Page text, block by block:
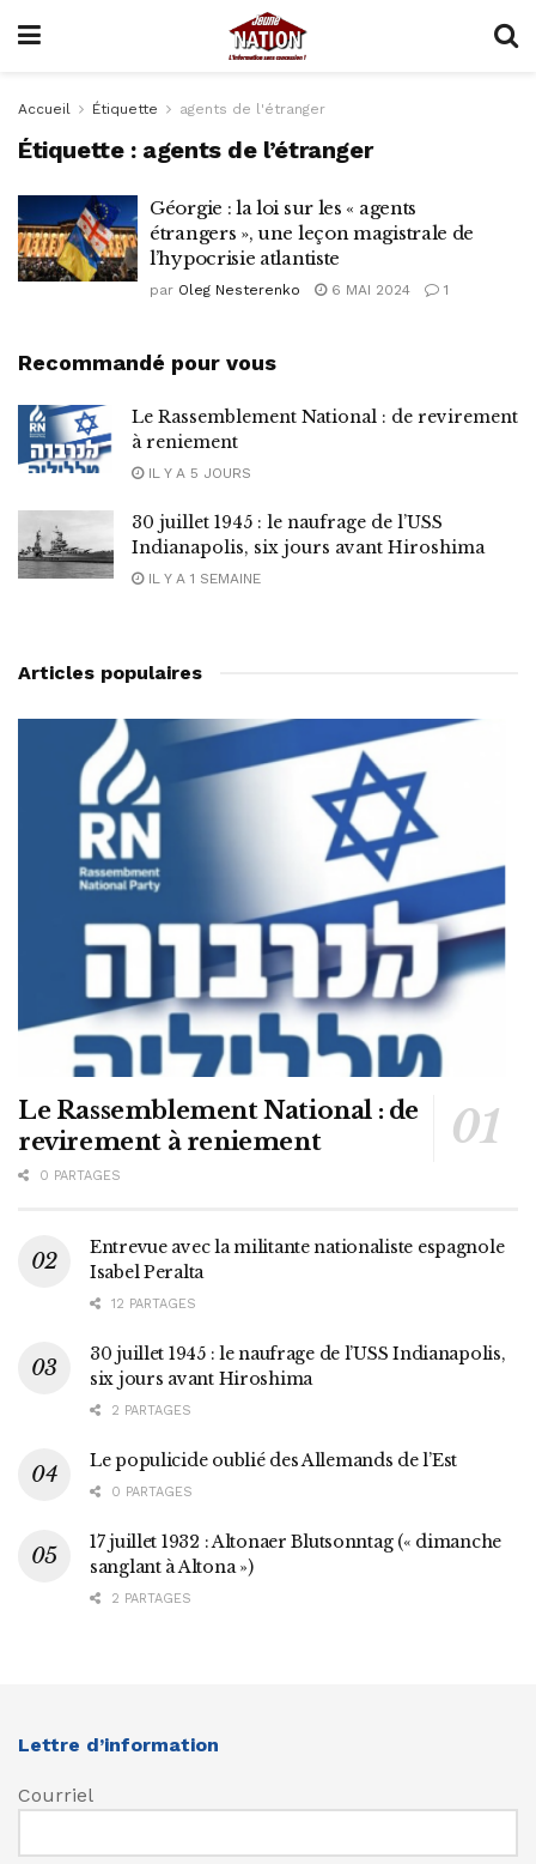
Accueil Étiquette agents de l'étranger
Étiquette : agents de l’étranger
Géorgie : la loi sur les « agents
étrangers », une leçon magistrale de
l’hypocrisie atlantiste
par Oleg Nesterenko 6 MAI 2024 1
Recommandé pour vous
Le Rassemblement National : de revirement
à reniement
IL Y A 5 JOURS
30 juillet 1945 : le naufrage de l’USS
Indianapolis, six jours avant Hiroshima
IL Y A 1 SEMAINE
Articles populaires
Le Rassemblement National : de
revirement à reniement
0 PARTAGES
Entrevue avec la militante nationaliste espagnole
Isabel Peralta
12 PARTAGES
30 juillet 1945 : le naufrage de l’USS Indianapolis,
six jours avant Hiroshima
2 PARTAGES
Le populicide oublié des Allemands de l’Est
0 PARTAGES
17 juillet 1932 : Altonaer Blutsonntag (« dimanche
sanglant à Altona »)
2 PARTAGES
Lettre d’information
Courriel